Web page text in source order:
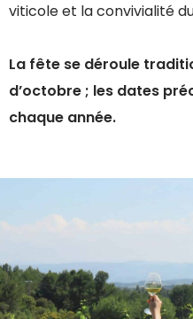
viticole et la convivialité
La fête se déroule
d’octobre ; les dates
chaque année.